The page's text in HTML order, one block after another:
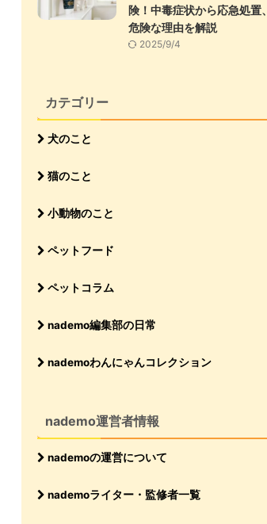
険！中毒症状から応急処置、
危険な理由を解説
2025/9/4
カテゴリー
犬のこと
猫のこと
小動物のこと
ペットフード
ペットコラム
nademo編集部の日常
nademoわんにゃんコレクション
nademo運営者情報
nademoの運営について
nademoライター・監修者一覧